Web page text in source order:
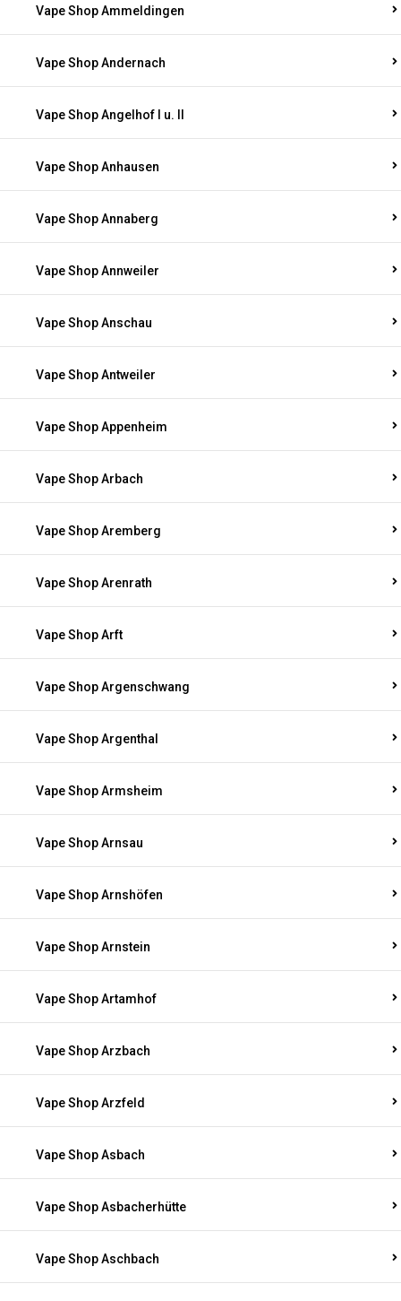
Vape Shop Ammeldingen
Vape Shop Andernach
Vape Shop Angelhof I u. II
Vape Shop Anhausen
Vape Shop Annaberg
Vape Shop Annweiler
Vape Shop Anschau
Vape Shop Antweiler
Vape Shop Appenheim
Vape Shop Arbach
Vape Shop Aremberg
Vape Shop Arenrath
Vape Shop Arft
Vape Shop Argenschwang
Vape Shop Argenthal
Vape Shop Armsheim
Vape Shop Arnsau
Vape Shop Arnshöfen
Vape Shop Arnstein
Vape Shop Artamhof
Vape Shop Arzbach
Vape Shop Arzfeld
Vape Shop Asbach
Vape Shop Asbacherhütte
Vape Shop Aschbach